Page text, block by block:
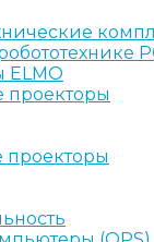
ELMO
проекторы